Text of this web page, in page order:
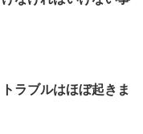
トラブルはほぼ起きま